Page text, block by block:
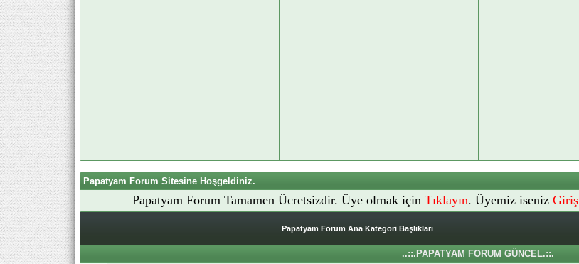
Papatyam Forum Sitesine Hoşgeldiniz.
Papatyam Forum Tamamen Ücretsizdir. Üye olmak için Tıklayın. Üyemiz iseniz Giriş
Papatyam Forum Ana Kategori Başlıkları
..::.PAPATYAM FORUM GÜNCEL.::.